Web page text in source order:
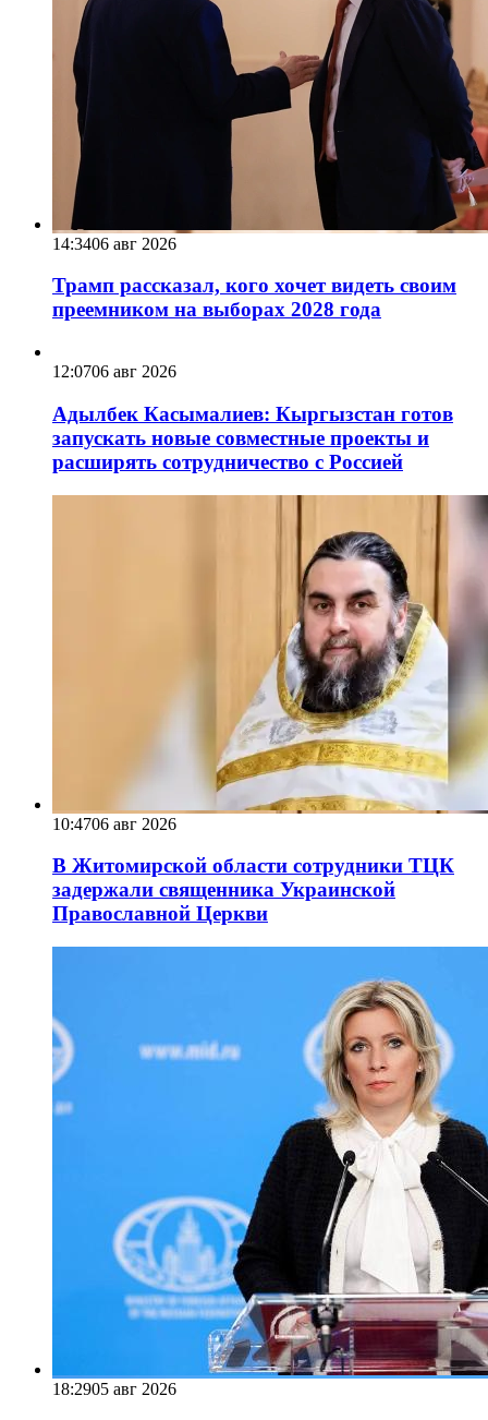
14:3406 авг 2026
Трамп рассказал, кого хочет видеть своим
преемником на выборах 2028 года
12:0706 авг 2026
Адылбек Касымалиев: Кыргызстан готов
запускать новые совместные проекты и
расширять сотрудничество с Россией
10:4706 авг 2026
В Житомирской области сотрудники ТЦК
задержали священника Украинской
Православной Церкви
18:2905 авг 2026